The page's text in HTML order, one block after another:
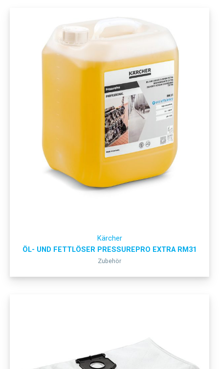
Kärcher
ÖL- UND FETTLÖSER PRESSUREPRO EXTRA RM31
Zubehör